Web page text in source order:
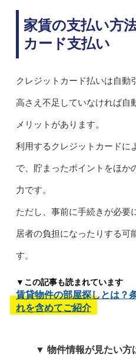
家賃の支払い方
カード支払い
クレジットカード払いは自動
高さえ不足していなければ自
メリットがあります。
利用するクレジットカードに
で、貯まったポイントをほか
力です。
ただし、事前に手続きが必要
居者の負担になったりする可
す。
▼この記事も読まれています
賃貸物件の部屋探しとは？
れを含めてご紹介
▼ 物件情報が見たい方